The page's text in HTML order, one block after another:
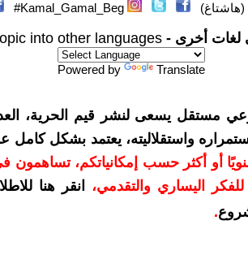
Kamal_Gamal_Beg#
لغات أخرى - into other languages
Powered by Translate
مستقل يسعى لنشر قيم الحرية،
واستقلاليته، يعتمد بشكل
10 دولارات سنويًا أو أكثر حسب إمكانياتكم،
اليساري والتقدمي،
انقر هنا
.